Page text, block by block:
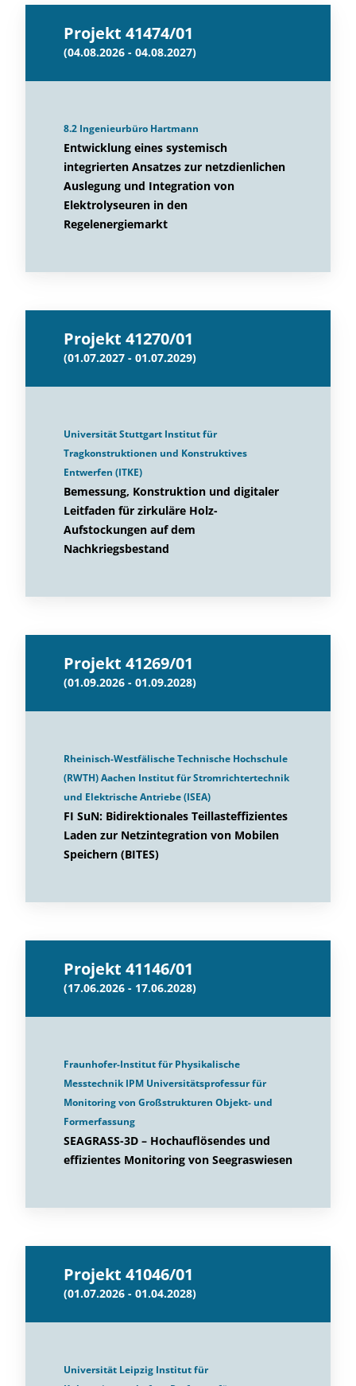
Projekt 41474/01
(04.08.2026 - 04.08.2027)
8.2 Ingenieurbüro Hartmann
Entwicklung eines systemisch
integrierten Ansatzes zur netzdienlichen
Auslegung und Integration von
Elektrolyseuren in den
Regelenergiemarkt
Projekt 41270/01
(01.07.2027 - 01.07.2029)
Universität Stuttgart Institut für
Tragkonstruktionen und Konstruktives
Entwerfen (ITKE)
Bemessung, Konstruktion und digitaler
Leitfaden für zirkuläre Holz-
Aufstockungen auf dem
Nachkriegsbestand
Projekt 41269/01
(01.09.2026 - 01.09.2028)
Rheinisch-Westfälische Technische Hochschule
(RWTH) Aachen Institut für Stromrichtertechnik
und Elektrische Antriebe (ISEA)
FI SuN: Bidirektionales Teillasteffizientes
Laden zur Netzintegration von Mobilen
Speichern (BITES)
Projekt 41146/01
(17.06.2026 - 17.06.2028)
Fraunhofer-Institut für Physikalische
Messtechnik IPM Universitätsprofessur für
Monitoring von Großstrukturen Objekt- und
Formerfassung
SEAGRASS-3D – Hochauflösendes und
effizientes Monitoring von Seegraswiesen
Projekt 41046/01
(01.07.2026 - 01.04.2028)
Universität Leipzig Institut für